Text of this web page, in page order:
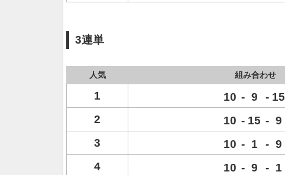
3連単
人気 組み合わせ
1 10 - 9 - 15
2
10 - 15 - 9
3
10 - 1 - 9
4
10 - 9 - 1